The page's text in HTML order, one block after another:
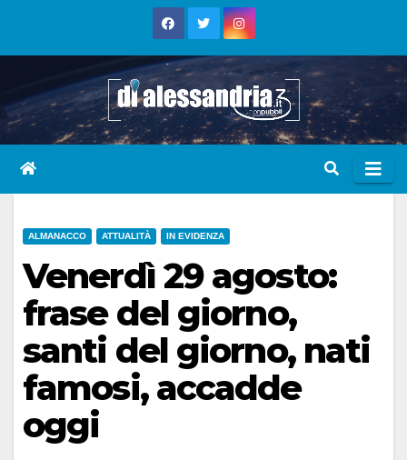
ALMANACCO ATTUALITÀ IN EVIDENZA
Venerdì 29 agosto:
frase del giorno,
santi del giorno, nati
famosi, accadde
oggi